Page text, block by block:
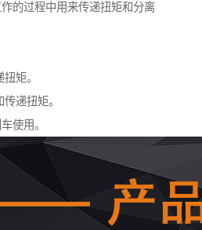
的过程中用来传递扭矩和分离
矩。
递扭矩。
使用。